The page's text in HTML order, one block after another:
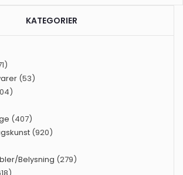
KATEGORIER
(53)
(407)
(920)
Belysning (279)